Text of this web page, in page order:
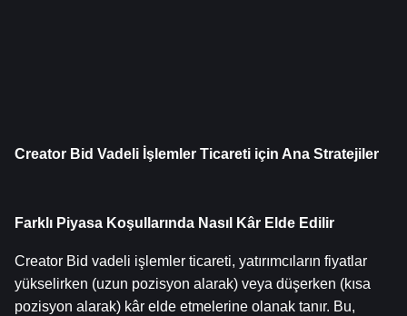
Creator Bid Vadeli İşlemler Ticareti için Ana Stratejiler
Farklı Piyasa Koşullarında Nasıl Kâr Elde Edilir
Creator Bid vadeli işlemler ticareti, yatırımcıların fiyatlar
yükselirken (uzun pozisyon alarak) veya düşerken (kısa
pozisyon alarak) kâr elde etmelerine olanak tanır. Bu,